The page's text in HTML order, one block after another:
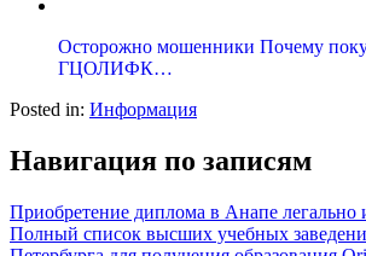
Осторожно мошенники Почему
ГЦОЛИФК…
Posted in: Информация
Навигация по записям
Приобретение диплома в Анапе легально
Полный список высших учебных